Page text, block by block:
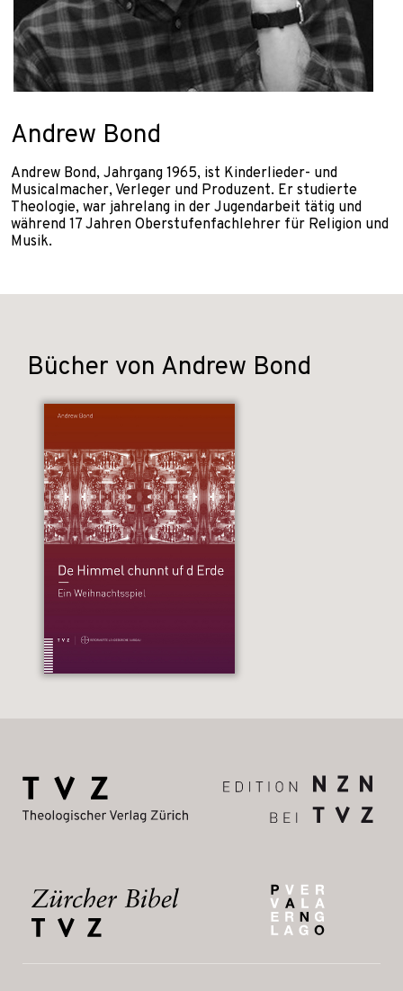
Andrew Bond
Andrew Bond, Jahrgang 1965, ist Kinderlieder- und
Musicalmacher, Verleger und Produzent. Er studierte
Theologie, war jahrelang in der Jugendarbeit tätig und
während 17 Jahren Oberstufenfachlehrer für Religion und
Musik.
Bücher von Andrew Bond